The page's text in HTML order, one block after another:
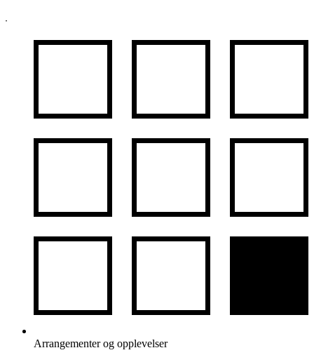
Arrangementer og opplevelser